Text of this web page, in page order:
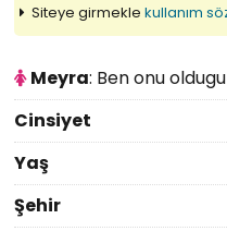
Siteye girmekle kullanım
Meyra: Ben onu
Cinsiyet
Yaş
Şehir